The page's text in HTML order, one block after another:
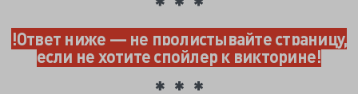
!Ответ ниже — не пролистывайте страницу,
если не хотите спойлер к викторине!